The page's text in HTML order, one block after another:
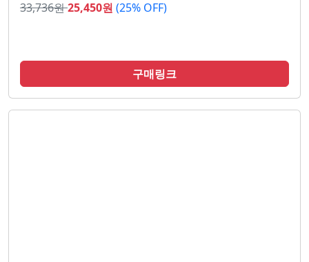
33,736원25,450원 (25% OFF)
구매링크